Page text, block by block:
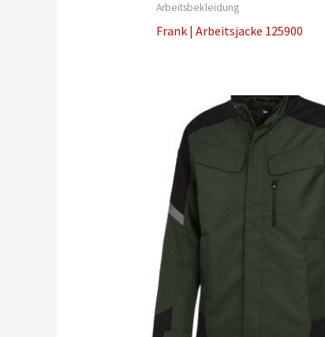
Arbeitsbekleidung
Frank | Arbeitsjacke 125900